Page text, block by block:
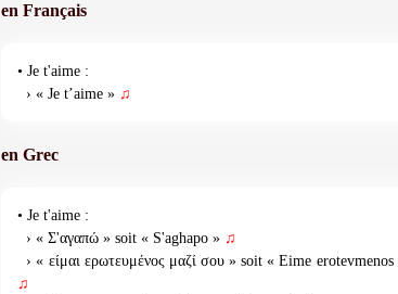
en Français
• Je t'aime :
› « Je t’aime » ♫
en Grec
• Je t'aime :
› « Σ'αγαπώ » soit « S'aghapo » ♫
› « είμαι ερωτευμένος μαζί σου » soit « Eime
♫